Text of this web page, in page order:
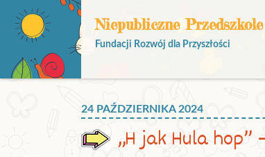
Niepubliczne Przedszkole
Fundacji Rozwój dla Przyszłości
24 PAŹDZIERNIKA 2024
„H jak Hula